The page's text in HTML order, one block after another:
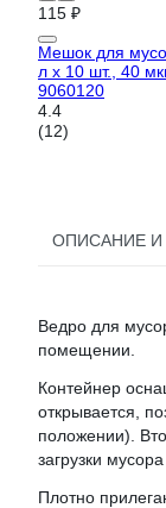
115 ₽
Мешок для
л x 10 шт., 40
9060120
4.4
(12)
ОПИСАНИЕ И
Ведро для
помещении.
Контейнер
открывается,
положении).
загрузки
Плотно